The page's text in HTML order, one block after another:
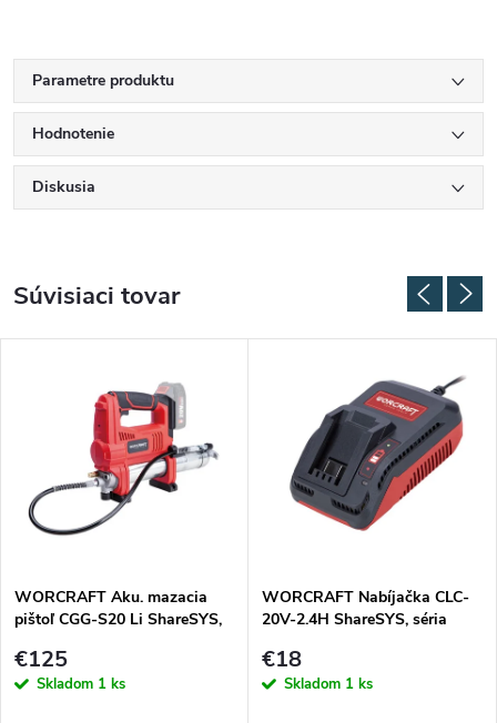
Parametre produktu
Hodnotenie
Diskusia
Súvisiaci tovar
WORCRAFT Aku. mazacia
pištoľ CGG-S20 Li ShareSYS,
€125
Skladom 1 ks
WORCRAFT Nabíjačka CLC-
20V-2.4H ShareSYS, séria
€18
Skladom 1 ks